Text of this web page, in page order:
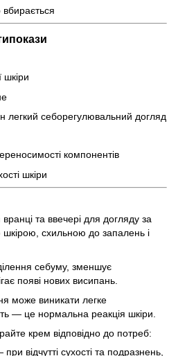
вбирається
шкіри
легкий себорегулювальний догляд
компонентів
шкіри
та ввечері для догляду за
схильною до запалень і
себуму, зменшує
появі нових висипань.
може виникати легке
— це нормальна реакція шкіри.
крем відповідно до потреб:
відчутті сухості та подразнень,